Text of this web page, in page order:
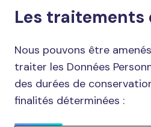
Les traitements
Nous pouvons être
traiter les Données
des durées de
finalités déterminées :